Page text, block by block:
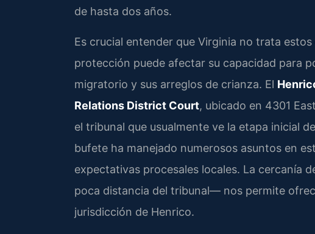
de hasta dos años.
Es crucial entender que Virginia no trata
protección puede afectar su capacidad para
migratorio y sus arreglos de crianza. El
Relations District Court, ubicado en 4301
el tribunal que usualmente ve la etapa inicial
bufete ha manejado numerosos asuntos en
expectativas procesales locales. La cercanía
poca distancia del tribunal— nos permite
jurisdicción de Henrico.